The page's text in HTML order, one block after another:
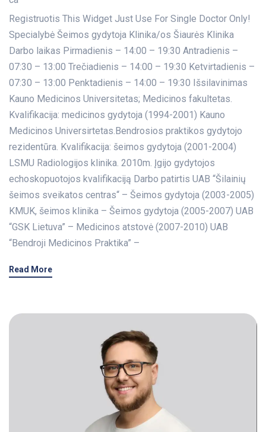
Registruotis This Widget Just Use For Single Doctor Only!
Specialybė Šeimos gydytoja Klinika/os Šiaurės Klinika
Darbo laikas Pirmadienis – 14:00 – 19:30 Antradienis –
07:30 – 13:00 Trečiadienis – 14:00 – 19:30 Ketvirtadienis –
07:30 – 13:00 Penktadienis – 14:00 – 19:30 Išsilavinimas
Kauno Medicinos Universitetas; Medicinos fakultetas.
Kvalifikacija: medicinos gydytoja (1994-2001) Kauno
Medicinos Universirtetas.Bendrosios praktikos gydytojo
rezidentūra. Kvalifikacija: šeimos gydytoja (2001-2004)
LSMU Radiologijos klinika. 2010m. Įgijo gydytojos
echoskopuotojos kvalifikaciją Darbo patirtis UAB “Šilainių
šeimos sveikatos centras“ – Šeimos gydytoja (2003-2005)
KMUK, šeimos klinika – Šeimos gydytoja (2005-2007) UAB
“GSK Lietuva” – Medicinos atstovė (2007-2010) UAB
“Bendroji Medicinos Praktika” –
Read More